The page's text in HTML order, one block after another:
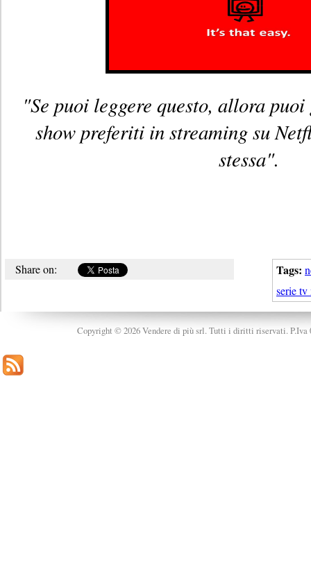
"Se puoi leggere questo, allora
show preferiti in streaming su
stessa".
Tags:
serie
Share on:
Copyright © 2026 Vendere di più srl. Tutti i diritti riservati. P.Iva